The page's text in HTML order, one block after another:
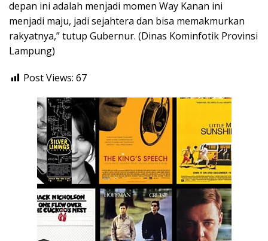
depan ini adalah menjadi momen Way Kanan ini
menjadi maju, jadi sejahtera dan bisa memakmurkan
rakyatnya,” tutup Gubernur. (Dinas Kominfotik Provinsi
Lampung)
Post Views: 67